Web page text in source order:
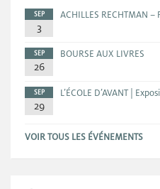
SEP
3
ACHILLES RECHTMAN –
SEP
26
BOURSE AUX LIVRES
SEP
29
L’ÉCOLE D’AVANT |
VOIR TOUS LES ÉVÉNEMENTS